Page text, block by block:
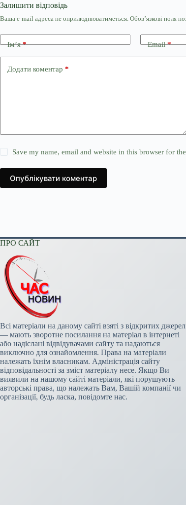
Залишити відповідь
Ваша e-mail адреса не оприлюднюватиметься. Обов’язкові поля
Ім’я* Email*
Додати коментар *
Save my name, email and website in this browser for
Опублікувати коментар
ПРО САЙТ
Всі матеріали на даному сайті взяті з відкритих джерел
— мають зворотне посилання на матеріал в інтернеті
або надіслані відвідувачами сайту та надаються
виключно для ознайомлення. Права на матеріали
належать їхнім власникам. Адміністрація сайту
відповідальності за зміст матеріалу несе. Якщо Ви
виявили на нашому сайті матеріали, які порушують
авторські права, що належать Вам, Вашій компанії чи
організації, будь ласка, повідомте нас.